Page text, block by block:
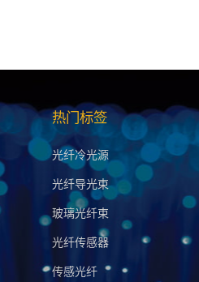
热门标签
光纤冷光源
光纤导光束
玻璃光纤束
光纤传感器
传感光纤